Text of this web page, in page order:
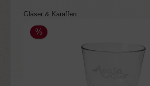
Produktgalerie überspringen
Gläser & Karaffen
%